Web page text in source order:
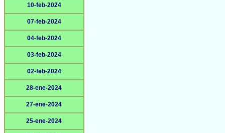
10-feb-2024
07-feb-2024
04-feb-2024
03-feb-2024
02-feb-2024
28-ene-2024
27-ene-2024
25-ene-2024